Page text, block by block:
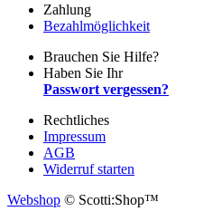
Zahlung
Bezahlmöglichkeit
Brauchen Sie Hilfe?
Haben Sie Ihr
Passwort vergessen?
Rechtliches
Impressum
AGB
Widerruf starten
Webshop © Scotti:Shop™